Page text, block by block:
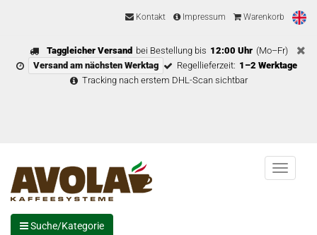
Kontakt Impressum Warenkorb
Taggleicher Versand bei Bestellung bis 12:00 Uhr (Mo–Fr)
Versand am nächsten Werktag
Regellieferzeit: 1–2 Werktage
Tracking nach erstem DHL-Scan sichtbar
Menu
Suche/Kategorie